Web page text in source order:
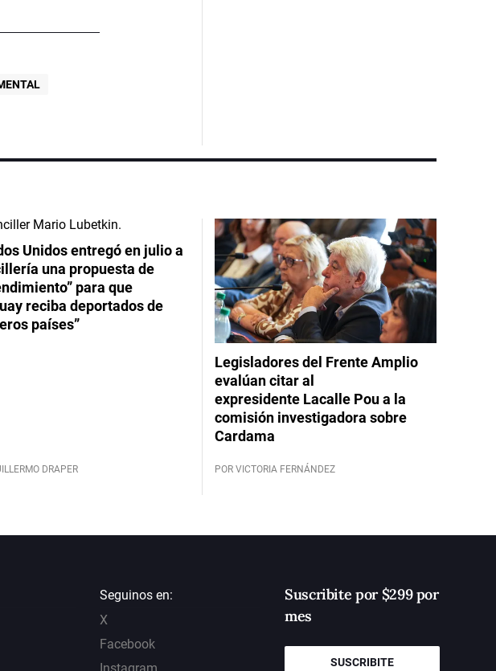
Unidos entregó en julio a
una propuesta de
para que
reciba deportados de
países”
DRAPER
Legisladores del Frente Amplio
evalúan citar al
expresidente Lacalle Pou a la
comisión investigadora sobre
Cardama
POR VICTORIA FERNÁNDEZ
Seguinos en:
X
Facebook
Instagram
Suscribite por $299 por
mes
SUSCRIBITE